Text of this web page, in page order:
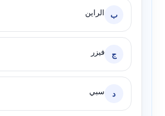
ب الراين
ج فيزر
د سبي